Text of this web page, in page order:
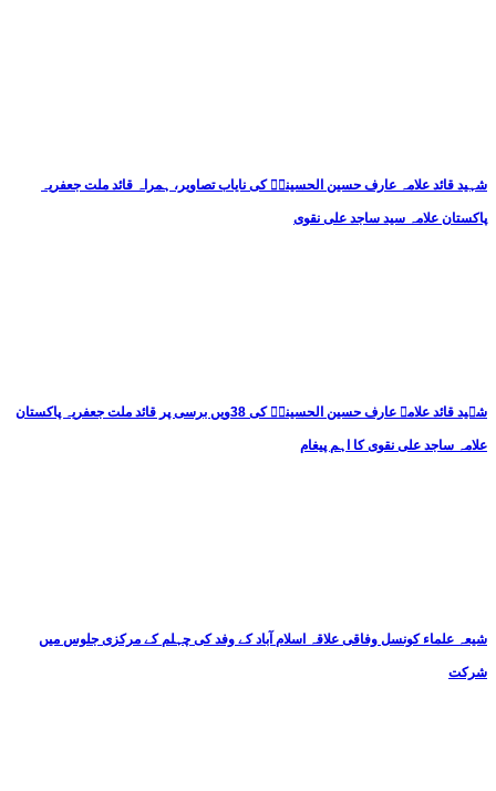
شہید قائد علامہ عارف حسین الحسینیؒ کی نایاب تصاویر، ہمراہ قائد ملت جعفریہ
پاکستان علامہ سید ساجد علی نقوی
شہید قائد علامہ عارف حسین الحسینیؒ کی 38ویں برسی پر قائد ملت جعفریہ پاکستان
علامہ ساجد علی نقوی کا اہم پیغام
شیعہ علماء کونسل وفاقی علاقہ اسلام آباد کے وفد کی چہلم کے مرکزی جلوس میں
شرکت